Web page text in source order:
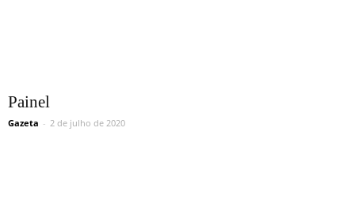
Painel
Gazeta - 2 de julho de 2020